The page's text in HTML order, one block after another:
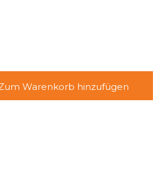
Warenkorb hinzufügen